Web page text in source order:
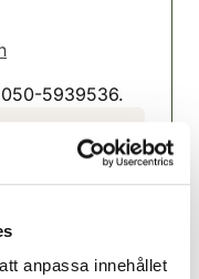
anpassa innehållet
5939536.